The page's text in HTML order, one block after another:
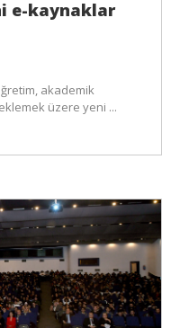
e-kaynaklar
akademik
üzere yeni ...